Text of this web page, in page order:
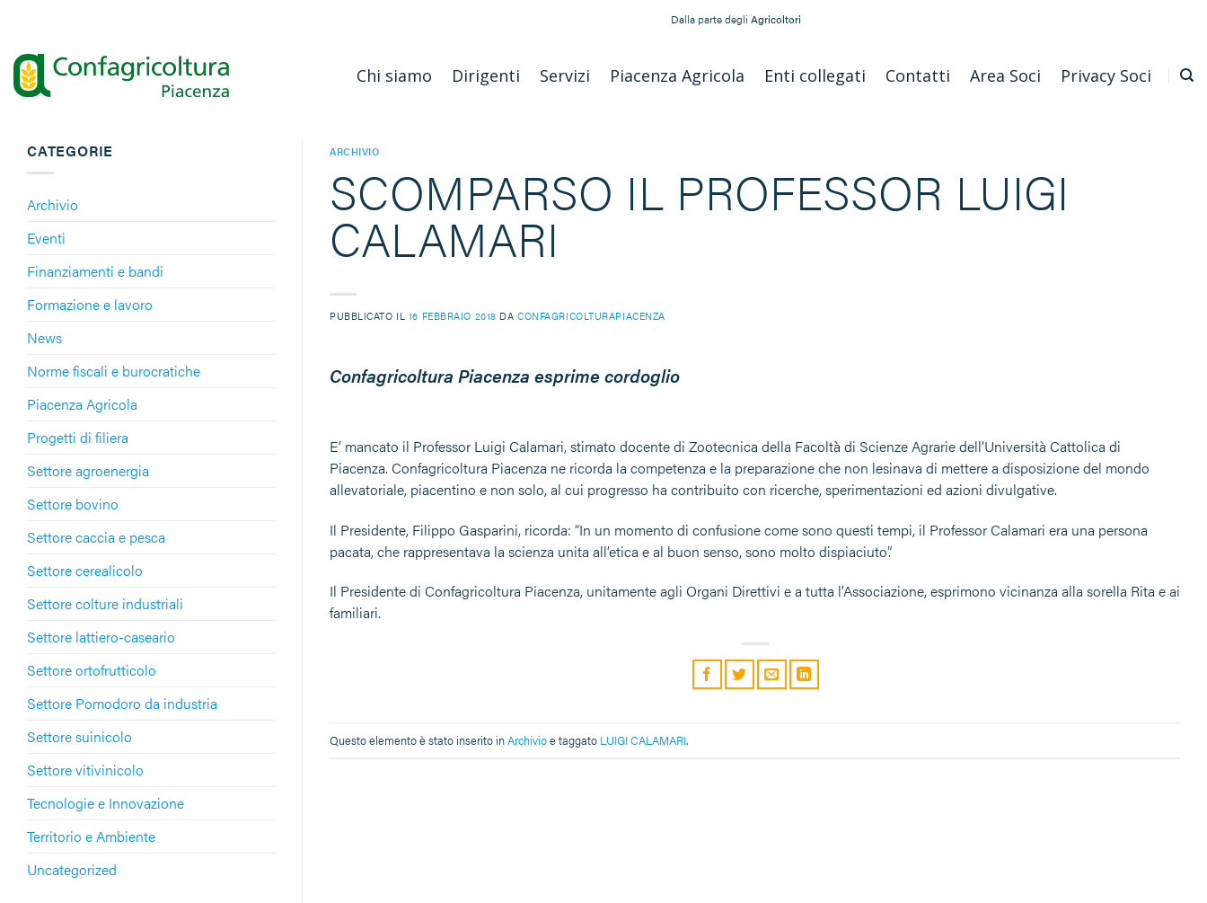
contenuti
Dalla parte degli Agricoltori
Chi siamo Dirigenti Servizi Piacenza Agricola Enti collegati Contatti Area Soci Privacy Soci
CATEGORIE
Archivio
Eventi
Finanziamenti e bandi
Formazione e lavoro
News
Norme fiscali e burocratiche
Piacenza Agricola
Progetti di filiera
Settore agroenergia
Settore bovino
Settore caccia e pesca
Settore cerealicolo
Settore colture industriali
Settore lattiero-caseario
Settore ortofrutticolo
Settore Pomodoro da industria
Settore suinicolo
Settore vitivinicolo
Tecnologie e Innovazione
Territorio e Ambiente
Uncategorized
ARCHIVIO
SCOMPARSO IL PROFESSOR LUIGI
CALAMARI
PUBBLICATO IL 16 FEBBRAIO 2018 DACONFAGRICOLTURAPIACENZA
Confagricoltura Piacenza esprime cordoglio
E’ mancato il Professor Luigi Calamari, stimato docente di Zootecnica della Facoltà di Scienze Agrarie dell’Università Cattolica di
Piacenza. Confagricoltura Piacenza ne ricorda la competenza e la preparazione che non lesinava di mettere a disposizione del mondo
allevatoriale, piacentino e non solo, al cui progresso ha contribuito con ricerche, sperimentazioni ed azioni divulgative.
Il Presidente, Filippo Gasparini, ricorda: “In un momento di confusione come sono questi tempi, il Professor Calamari era una persona
pacata, che rappresentava la scienza unita all’etica e al buon senso, sono molto dispiaciuto”.
Il Presidente di Confagricoltura Piacenza, unitamente agli Organi Direttivi e a tutta l’Associazione, esprimono vicinanza alla sorella Rita e ai
familiari.
Questo elemento è stato inserito inArchivioe taggato LUIGI CALAMARI.